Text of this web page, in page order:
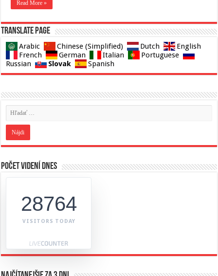
Read More »
Translate page
Arabic Chinese (Simplified) Dutch
English
French
German Italian
Portuguese
Russian
Slovak Spanish
Počet videní dnes
28764
VISITORS TODAY